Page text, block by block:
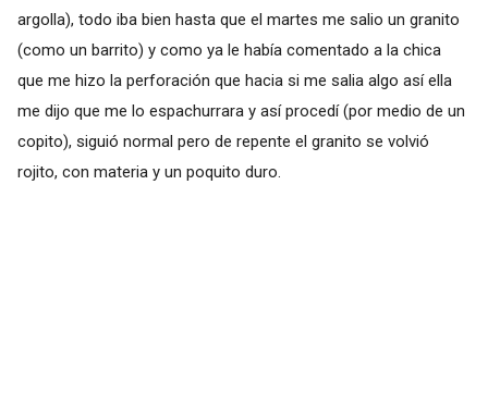
argolla), todo iba bien hasta que el martes me salio un granito
(como un barrito) y como ya le había comentado a la chica
que me hizo la perforación que hacia si me salia algo así ella
me dijo que me lo espachurrara y así procedí (por medio de un
copito), siguió normal pero de repente el granito se volvió
rojito, con materia y un poquito duro.